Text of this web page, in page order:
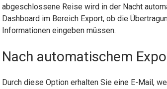
abgeschlossene Reise wird in der Nacht
Dashboard im Bereich Export, ob die
Informationen eingeben müssen.
Nach automatischem
Durch diese Option erhalten Sie eine E-Mail,